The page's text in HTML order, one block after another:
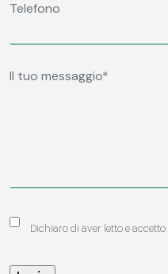
Dichiaro di aver letto e accetto